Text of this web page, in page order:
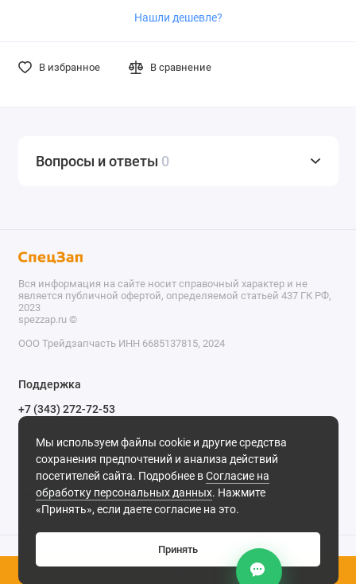
0
Нашли дешевле?
В избранное В сравнение
Вопросы и ответы 0
Мы используем файлы cookie и другие средства
сохранения предпочтений и анализа действий
посетителей сайта. Подробнее вСогласие на
обработку персональных данных. Нажмите
«Принять», если даете согласие на это.
Принять
Вся информация на сайте носит справочный характер и не
является публичной офертой, определяемой статьей 437 ГК РФ,
2023
spezzap.ru ©️
ООО Трейдзапчасть ИНН 6685137815, 2024
Поддержка
+7 (343) 272-72-53
Обратный звонок
620030, г. Екатеринбург, ул. Карьерная, д. 14, оф. 14.
Мы в сети